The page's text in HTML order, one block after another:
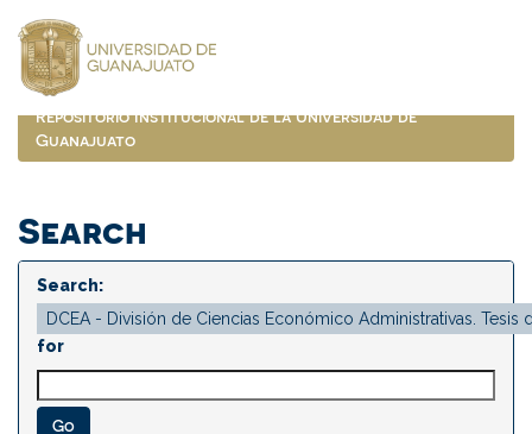
navigation
Repositorio Institucional de la Universidad de
Guanajuato
Search
Search:
for